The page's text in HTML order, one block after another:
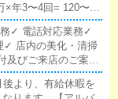
年3〜4回= 120〜32
60〜160万程チーフ
一般職／10〜20万
ト】■店舗スタッフ
+手当各種）※深夜2
通訳スタッフ時給
各種）※深夜22時以
✓ 電話対応業務✓
✓ 店内の美化・清掃
及びご来店のご案
店舗営業面を中心
た、備品の発注や在
より、有給休暇を